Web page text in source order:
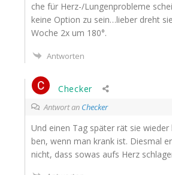
che für Herz-/Lun­gen­pro­ble­me
kei­ne Opti­on zu sein…lieber dreht
Woche 2x um 180°.
Antworten
Checker
Antwort an Checker
Und einen Tag spä­ter rät sie
ben, wenn man krank ist. Dies­mal
nicht, dass sowas aufs Herz